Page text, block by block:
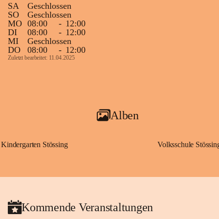
SA
Geschlossen
SO
Geschlossen
MO 08:00 - 12:00
DI
08:00 - 12:00
MI
Geschlossen
DO
08:00 - 12:00
Zuletzt bearbeitet: 11.04.2025
Alben
Kindergarten Stössing Volksschule
Kommende Veranstaltungen